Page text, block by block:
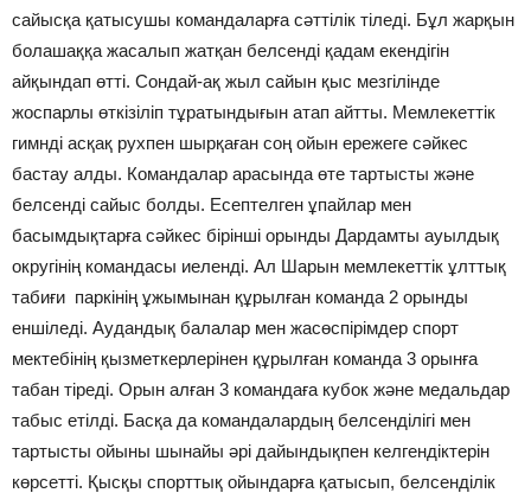
сайысқа қатысушы командаларға сәттілік тіледі. Бұл жарқын
болашаққа жасалып жатқан белсенді қадам екендігін
айқындап өтті. Сондай-ақ жыл сайын қыс мезгілінде
жоспарлы өткізіліп тұратындығын атап айтты. Мемлекеттік
гимнді асқақ рухпен шырқаған соң ойын ережеге сәйкес
бастау алды. Командалар арасында өте тартысты және
белсенді сайыс болды. Есептелген ұпайлар мен
басымдықтарға сәйкес бірінші орынды Дардамты ауылдық
округінің командасы иеленді. Ал Шарын мемлекеттік ұлттық
табиғи паркінің ұжымынан құрылған команда 2 орынды
еншіледі. Аудандық балалар мен жасөспірімдер спорт
мектебінің қызметкерлерінен құрылған команда 3 орынға
табан тіреді. Орын алған 3 командаға кубок және медальдар
табыс етілді. Басқа да командалардың белсенділігі мен
тартысты ойыны шынайы әрі дайындықпен келгендіктерін
көрсетті. Қысқы спорттық ойындарға қатысып, белсенділік